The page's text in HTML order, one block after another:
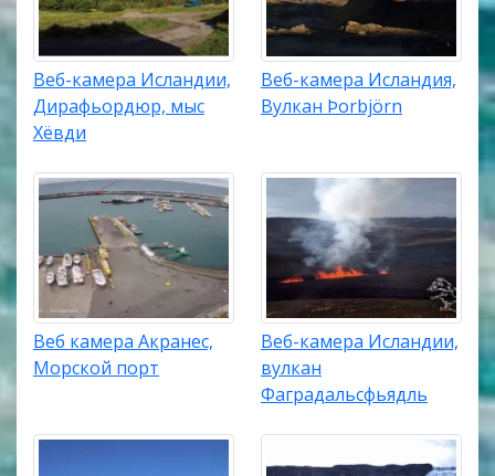
Веб-камера Исландии,
Дирафьордюр, мыс
Хёвди
Веб-камера Исландия,
Вулкан Þorbjörn
Веб камера Акранес,
Морской порт
Веб-камера Исландии,
вулкан
Фаградальсфьядль